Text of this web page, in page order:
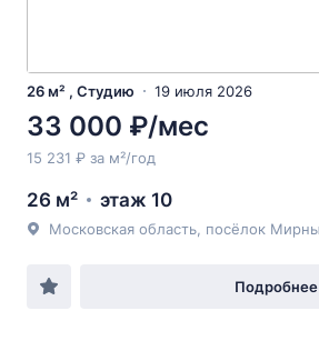
26 м² , Студию 19 июля 2026
33 000 ₽/мес
15 231 ₽ за м²/год
26 м² этаж 10
Подробнее